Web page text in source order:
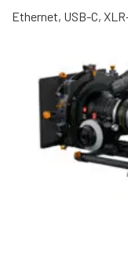
Ethernet, USB-C,